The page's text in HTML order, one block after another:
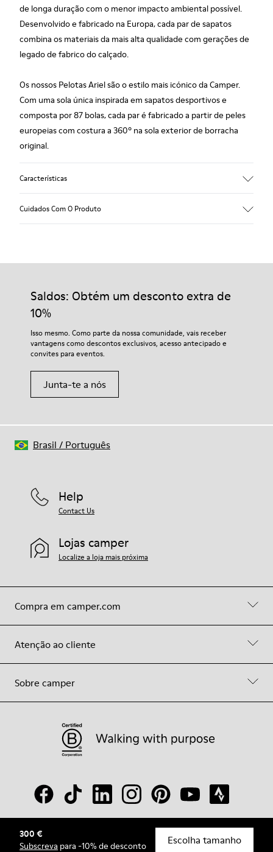
300 €
Subscreva para -10% de desconto Escolha tamanho
de longa duração com o menor impacto ambiental possível.
Desenvolvido e fabricado na Europa, cada par de sapatos
combina os materiais da mais alta qualidade com gerações de
legado de fabrico do calçado.
Os nossos Pelotas Ariel são o estilo mais icónico da Camper.
Com uma sola única inspirada em sapatos desportivos e
composta por 87 bolas, cada par é fabricado a partir de peles
europeias com costura a 360º na sola exterior de borracha
original.
Características
Forro
Cuidados Com O Produto
Os nossos sapatos são fabricados com materiais
produtos de cuidados do calçado corretos, vais protegê-los e
garantir que duram mais tempo.
Para instruções detalhadas sobre como cuidar do teu par,
visita o nossoGuia de Cuidados para Sapatos.
Saldos: Obtém um desconto extra de
10%
Isso mesmo. Como parte da nossa comunidade, vais receber
vantagens como descontos exclusivos, acesso antecipado e
convites para eventos.
Junta-te a nós
Compra em camper.com
Atenção ao cliente
Sobre camper
Help
Contact Us
Lojas camper
Localize a loja mais próxima
© Camper, 2026
Brasil / Português